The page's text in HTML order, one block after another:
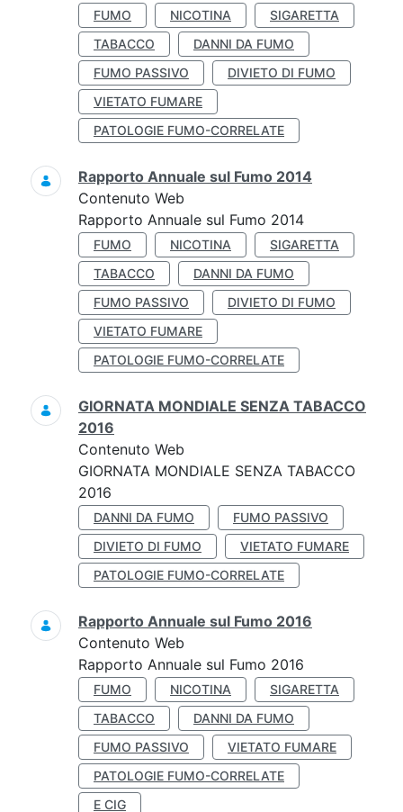
FUMO NICOTINA
SIGARETTA
TABACCO
DANNI DA FUMO
FUMO PASSIVO
DIVIETO DI FUMO
VIETATO FUMARE
PATOLOGIE FUMO-CORRELATE
Rapporto Annuale sul Fumo 2014
Contenuto Web
Rapporto Annuale sul Fumo 2014
FUMO NICOTINA
SIGARETTA
TABACCO
DANNI DA FUMO
FUMO PASSIVO
DIVIETO DI FUMO
VIETATO FUMARE
PATOLOGIE FUMO-CORRELATE
GIORNATA MONDIALE SENZA TABACCO
2016
Contenuto Web
GIORNATA MONDIALE SENZA TABACCO
2016
DANNI DA FUMO
FUMO PASSIVO
DIVIETO DI FUMO
VIETATO FUMARE
PATOLOGIE FUMO-CORRELATE
Rapporto Annuale sul Fumo 2016
Contenuto Web
Rapporto Annuale sul Fumo 2016
FUMO NICOTINA
SIGARETTA
TABACCO
DANNI DA FUMO
FUMO PASSIVO
VIETATO FUMARE
PATOLOGIE FUMO-CORRELATE
E CIG